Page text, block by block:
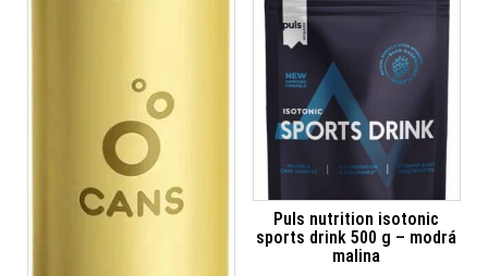
Puls nutrition isotonic
sports drink 500 g – modrá
malina